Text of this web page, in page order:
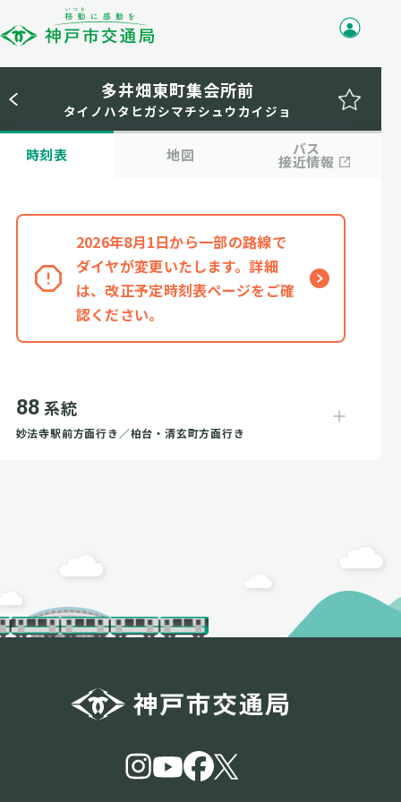
多井畑東町集会所前
タイノハタヒガシマチシュウカイジョ
時刻表 地図 バス
接近情報
2026年8月1日から一部の路線で
ダイヤが変更いたします。詳細
は、改正予定時刻表ページをご確
認ください。
88 系統
妙法寺駅前方面行き／柏台・清玄町方面行き